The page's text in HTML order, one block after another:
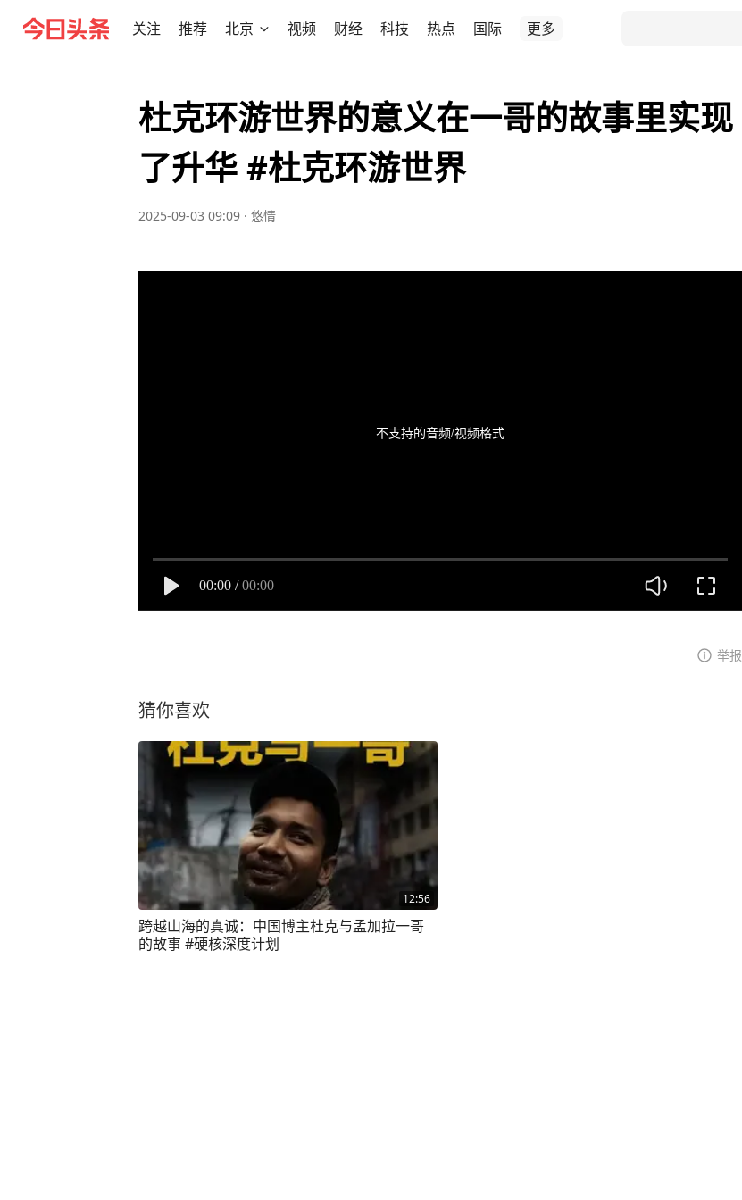
关注 推荐 北京 视频 财经 科技 热点 国际 更多
杜克环游世界的意义在一哥的故事里实现
了升华 #杜克环游世界
2025-09-03 09:09 · 悠情
不支持的音频/视频格式
00:00 / 00:00
举报
猜你喜欢
12:56
跨越山海的真诚：中国博主杜克与孟加拉一哥
的故事 #硬核深度计划